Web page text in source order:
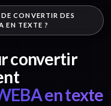
CONVERTIR DES
EN TEXTE ?
convertir
en texte